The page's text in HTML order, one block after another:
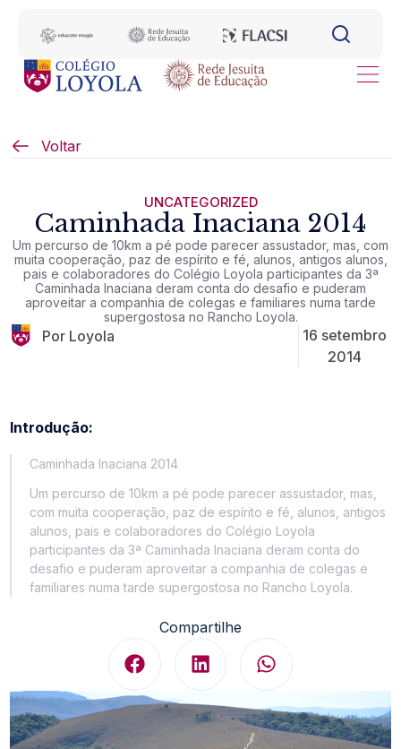
Voltar
UNCATEGORIZED
Caminhada Inaciana 2014
Um percurso de 10km a pé pode parecer assustador, mas, com
muita cooperação, paz de espírito e fé, alunos, antigos alunos,
pais e colaboradores do Colégio Loyola participantes da 3ª
Caminhada Inaciana deram conta do desafio e puderam
aproveitar a companhia de colegas e familiares numa tarde
supergostosa no Rancho Loyola.
Por Loyola
16 setembro
2014
Introdução:
Caminhada Inaciana 2014
Um percurso de 10km a pé pode parecer assustador, mas,
com muita cooperação, paz de espírito e fé, alunos, antigos
alunos, pais e colaboradores do Colégio Loyola
participantes da 3ª Caminhada Inaciana deram conta do
desafio e puderam aproveitar a companhia de colegas e
familiares numa tarde supergostosa no Rancho Loyola.
Compartilhe